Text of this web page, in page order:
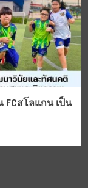
สโลแกน เป็น